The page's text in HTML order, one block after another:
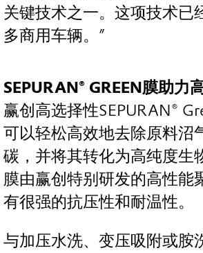
关键技术之一。这项技术已
多商用车辆。”
SEPURAN® GREEN膜助力
赢创高选择性SEPURAN®
可以轻松高效地去除原料沼
碳，并将其转化为高纯度生
膜由赢创特别研发的高性能
有很强的抗压性和耐温性。
与加压水洗、变压吸附或胺